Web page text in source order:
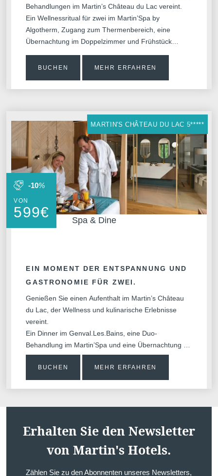
Behandlungen im Martin’s Château du Lac vereint.
Ein Wellnessritual für zwei im Martin’Spa by
Algotherm, Zugang zum Thermenbereich, eine
Übernachtung im Doppelzimmer und Frühstück
BUCHEN MEHR ERFAHREN
Spa & Dine
VON
599€
-10%
MARTIN'S CHÂTEAU DU LAC 5*****
EIN MOMENT DER ENTSPANNUNG UND
GASTRONOMIE FÜR ZWEI.
Genießen Sie einen Aufenthalt im Martin’s Château
du Lac, der Wellness und kulinarische Erlebnisse
vereint.
Ein Dinner im Genval.Les.Bains, eine Duo-
Behandlung im Martin’Spa und eine Übernachtung im
einem Zimmer mit Great-Lakes-Blick.
BUCHEN MEHR ERFAHREN
Erhalten Sie den Newsletter
von Martin's Hotels.
Zählen Sie zu den Abonnenten unseres Newsletters,
Events